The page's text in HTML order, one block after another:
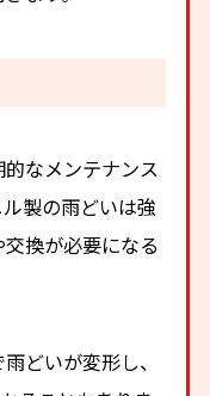
なメンテナンス
製の雨どいは強
換が必要になる
どいが変形し、